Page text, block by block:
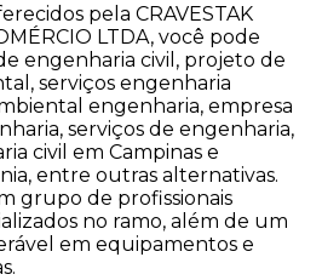
pela CRAVESTAK
LTDA, você pode
engenharia civil, projeto de
serviços engenharia
engenharia, empresa
serviços de engenharia,
civil em Campinas e
entre outras alternativas.
grupo de profissionais
no ramo, além de um
em equipamentos e